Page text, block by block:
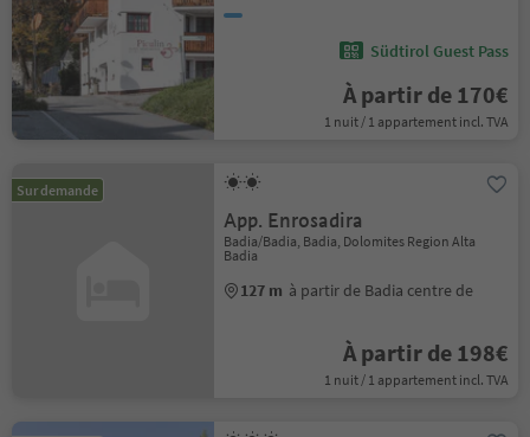
Südtirol Guest Pass
À partir de 170€
1 nuit / 1 appartement incl. TVA
Sur demande
App. Enrosadira
Badia/Badia, Badia, Dolomites Region Alta
Badia
127 m à partir de Badia centre de
À partir de 198€
1 nuit / 1 appartement incl. TVA